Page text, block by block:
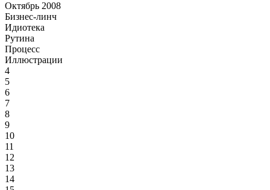
Октябрь 2008
Бизнес-линч
Идиотека
Рутина
Процесс
Иллюстрации
4
5
6
7
8
9
10
11
12
13
14